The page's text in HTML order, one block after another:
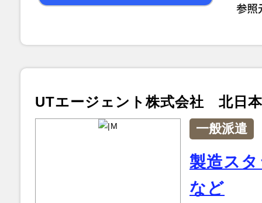
UTエージェント株式会社 北日本
一般派遣
製造ス
など